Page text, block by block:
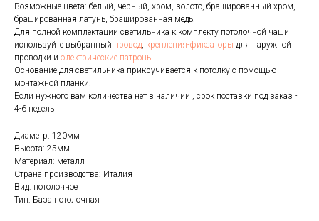
Возможные цвета: белый, черный, хром, золото, брашированный хром,
брашированная латунь, брашированная медь.
Для полной комплектации светильника к комплекту потолочной чаши
используйте выбранный провод, крепления-фиксаторы для наружной
проводки и электрические патроны.
Основание для светильника прикручивается к потолку с помощью
монтажной планки.
Если нужного вам количества нет в наличии , срок поставки под заказ -
4-6 недель
Диаметр: 120мм
Высота: 25мм
Материал: металл
Страна производства: Италия
Вид: потолочное
Тип: База потолочная